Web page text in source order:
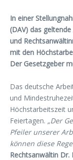
In einer
(DAV) das
und
mit den
Der Gesetzgeber
Das deutsche
und
Höchstarbeitszeit
Feiertagen. „Der
Pfeiler unserer
können diese
Rechtsanwältin